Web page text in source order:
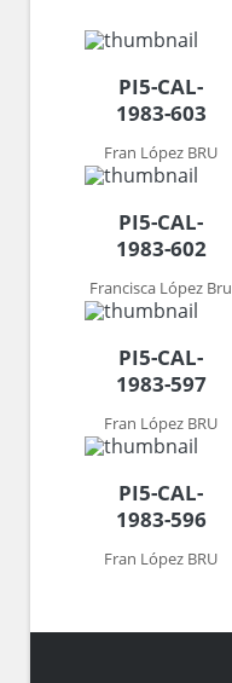
PI5-CAL-
1983-603
Fran López BRU
PI5-CAL-
1983-602
Francisca López Bru
PI5-CAL-
1983-597
Fran López BRU
PI5-CAL-
1983-596
Fran López BRU